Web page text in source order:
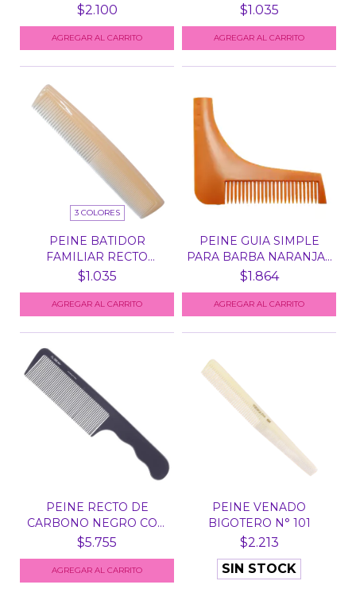
REFLEJ...
$2.100 $1.035
AGREGAR AL CARRITO
3 COLORES
PEINE BATIDOR
FAMILIAR RECTO
GRANDE 687
$1.035
AGREGAR AL CARRITO
PEINE GUIA SIMPLE
PARA BARBA NARANJA -
B...
$1.864
AGREGAR AL CARRITO
PEINE RECTO DE
CARBONO NEGRO CON
MANGO E...
$5.755
PEINE VENADO
BIGOTERO N° 101
$2.213
SIN STOCK